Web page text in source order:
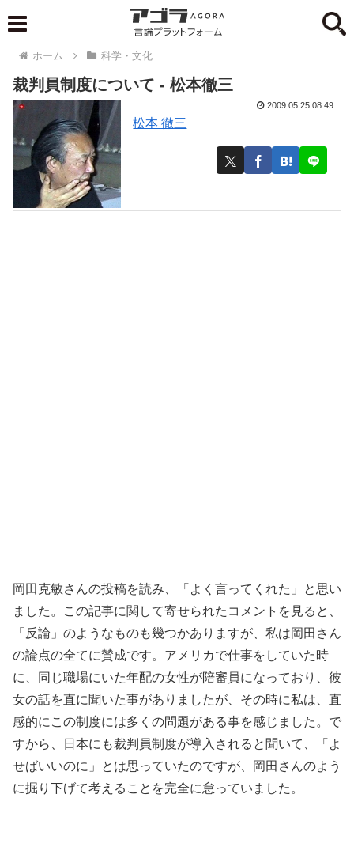
ホーム 科学・文化
裁判員制度について - 松本徹三
松本 徹三
2009.05.25 08:49
岡田克敏さんの投稿を読み、「よく言ってくれた」と思い
ました。この記事に関して寄せられたコメントを見ると、
「反論」のようなものも幾つかありますが、私は岡田さん
の論点の全てに賛成です。アメリカで仕事をしていた時
に、同じ職場にいた年配の女性が陪審員になっており、彼
女の話を直に聞いた事がありましたが、その時に私は、直
感的にこの制度には多くの問題がある事を感じました。で
すから、日本にも裁判員制度が導入されると聞いて、「よ
せばいいのに」とは思っていたのですが、岡田さんのよう
に掘り下げて考えることを完全に怠っていました。